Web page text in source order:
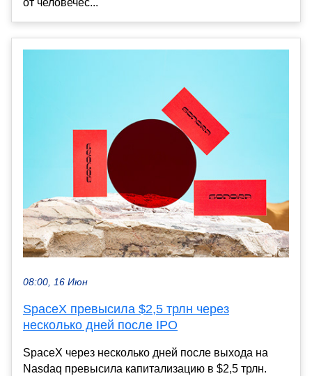
08:00, 16 Июн
SpaceX превысила $2,5 трлн через
несколько дней после IPO
SpaceX через несколько дней после выхода на
Nasdaq превысила капитализацию в $2,5 трлн.